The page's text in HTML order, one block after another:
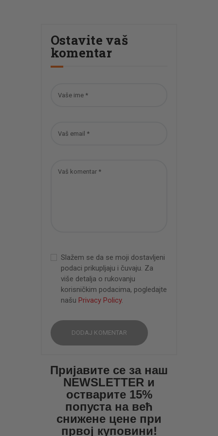
Ostavite vaš
komentar
Slažem se da se moji dostavljeni
podaci prikupljaju i čuvaju. Za
više detalja o rukovanju
korisničkim podacima, pogledajte
našu Privacy Policy.
Пријавите се за наш
NEWSLETTER и
остварите 15%
попуста на већ
снижене цене при
првој куповини!